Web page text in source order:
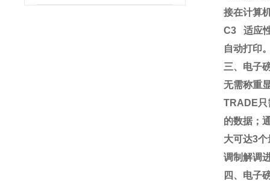
接在计算
C3
适应
自动打印
三、电子
无需称重
TRADE
的数据；
大可达3个
调制解调
四、电子